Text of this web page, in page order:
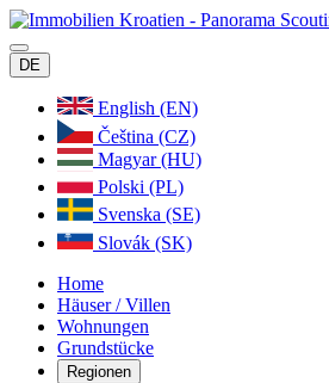
DE
English (EN)
Čeština (CZ)
Magyar (HU)
Polski (PL)
Svenska (SE)
Slovák (SK)
Home
Häuser / Villen
Wohnungen
Grundstücke
Regionen